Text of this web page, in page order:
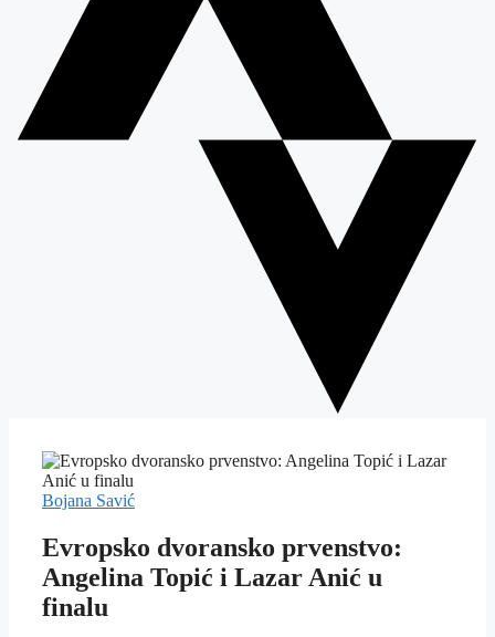
Bojana Savić
Evropsko dvoransko prvenstvo:
Angelina Topić i Lazar Anić u
finalu